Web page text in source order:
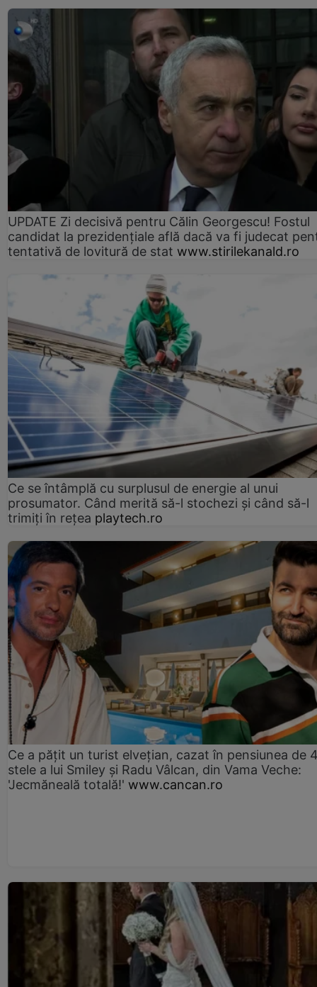
UPDATE Zi decisivă pentru Călin Georgescu! Fostul
candidat la prezidențiale află dacă va fi judecat
tentativă de lovitură de stat www.stirilekanald.ro
Ce se întâmplă cu surplusul de energie al unui
prosumator. Când merită să-l stochezi și când să-l
trimiți în rețea playtech.ro
Ce a pățit un turist elvețian, cazat în pensiunea de
stele a lui Smiley și Radu Vâlcan, din Vama Veche:
'Jecmăneală totală!' www.cancan.ro